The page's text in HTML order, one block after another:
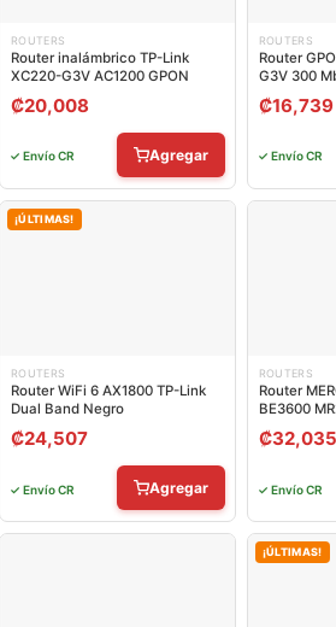
ROUTERS
Router inalámbrico TP-Link
XC220-G3V AC1200 GPON
₡20,008
✓ Envío CR Agregar
ROUTERS
Router
G3V 300
₡16,739
✓ Envío CR
¡ÚLTIMAS!
ROUTERS
Router WiFi 6 AX1800 TP-Link
Dual Band Negro
₡24,507
✓ Envío CR Agregar
ROUTERS
Router
BE3600
₡32,035
✓ Envío CR
¡ÚLTIMAS!